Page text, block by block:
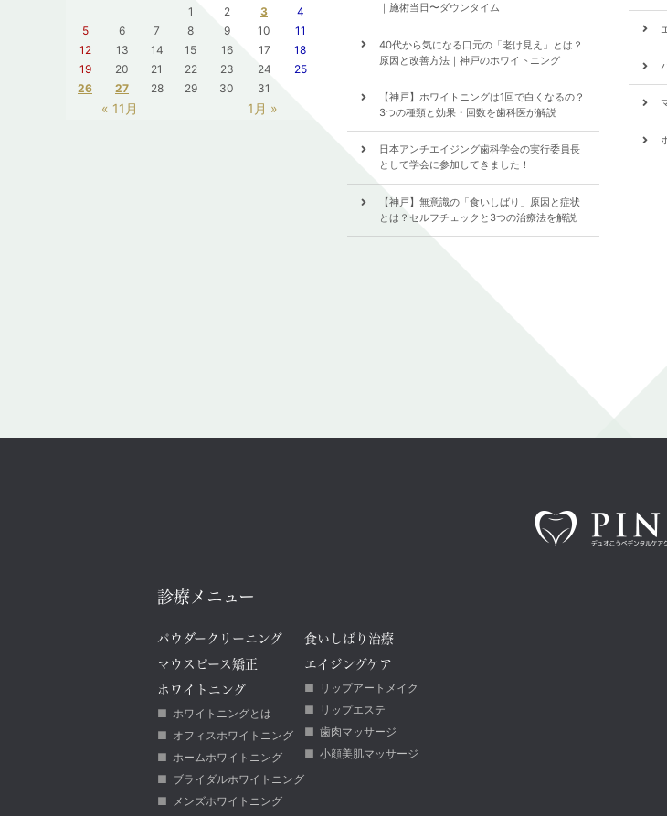
« 11月 1月 »
1 2 3
4
5
6 7 8 9 10
11
12
13 14 15 16 17
18
19
20 21 22 23 24
25
26
27 28 29 30 31
｜施術当日〜ダウンタイム
40代から気になる口元の「老け見え」とは？
原因と改善方法｜神戸のホワイトニング
【神戸】ホワイトニングは1回で白くなるの？
3つの種類と効果・回数を歯科医が解説
日本アンチエイジング歯科学会の実行委員長
として学会に参加してきました！
【神戸】無意識の「食いしばり」原因と症状
とは？セルフチェックと3つの治療法を解説
診療メニュー
パウダークリーニング
マウスピース矯正
ホワイトニング
ホワイトニングとは
オフィスホワイトニング
ホームホワイトニング
ブライダルホワイトニング
メンズホワイトニング
食いしばり治療
エイジングケア
リップアートメイク
リップエステ
歯肉マッサージ
小顔美肌マッサージ